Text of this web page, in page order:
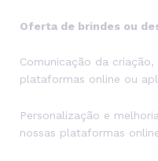
Oferta de brindes ou
Comunicação da
plataformas online ou
Personalização e
nossas plataformas